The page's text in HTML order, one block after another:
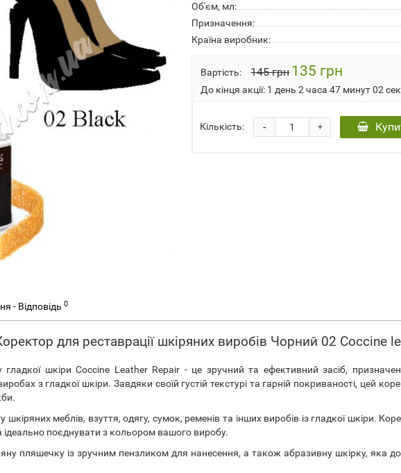
Об'єм, мл:
Призначення:
Країна виробник:
Вартість: 145 грн 135 грн
До кінця акції: 1 день 2 часа 47 минут 02
Кількість: +
-
- Відповідь0
для реставрації шкіряних виробів Чорний 02 Coccine
шкіри Coccine Leather Repair - це зручний та ефективний засіб,
з гладкої шкіри. Завдяки своїй густій ​​текстурі та гарній покриваності, цей
шкіряних меблів, взуття, одягу, сумок, ременів та інших виробів із гладкої шкіри.
ідеально поєднувати з кольором вашого виробу.
пляшечку із зручним пензликом для нанесення, а також абразивну шкірку, яка